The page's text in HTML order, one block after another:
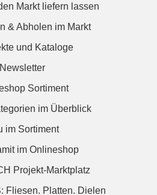
Markt liefern lassen
& Abholen im Markt
und Kataloge
Newsletter
Sortiment
im Überblick
im Sortiment
im Onlineshop
Projekt-Marktplatz
Fliesen. Platten. Dielen